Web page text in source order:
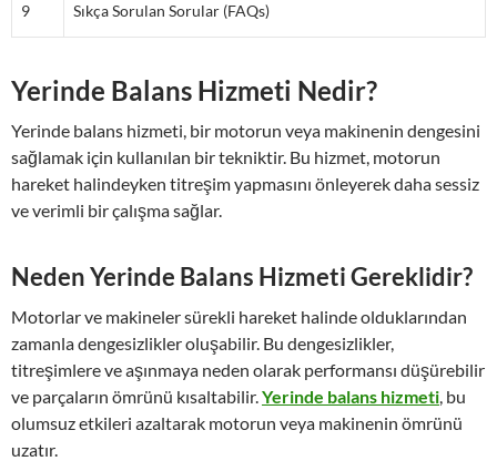
9 Sıkça Sorulan Sorular (FAQs)
Yerinde Balans Hizmeti Nedir?
Yerinde balans hizmeti, bir motorun veya makinenin dengesini
sağlamak için kullanılan bir tekniktir. Bu hizmet, motorun
hareket halindeyken titreşim yapmasını önleyerek daha sessiz
ve verimli bir çalışma sağlar.
Neden Yerinde Balans Hizmeti Gereklidir?
Motorlar ve makineler sürekli hareket halinde olduklarından
zamanla dengesizlikler oluşabilir. Bu dengesizlikler,
titreşimlere ve aşınmaya neden olarak performansı düşürebilir
ve parçaların ömrünü kısaltabilir.Yerinde balans hizmeti, bu
olumsuz etkileri azaltarak motorun veya makinenin ömrünü
uzatır.